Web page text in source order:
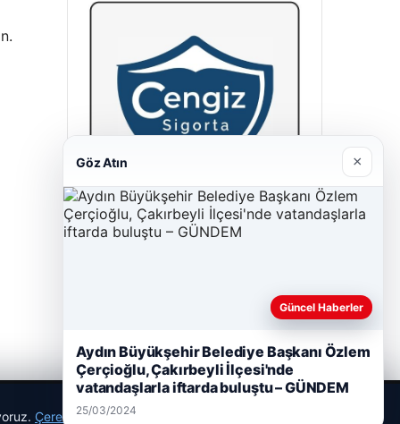
Cengiz Sigorta
Çerez Politikamız
Göz Atın ×
Güncel Haberler
Aydın Büyükşehir Belediye Başkanı Özlem
Çerçioğlu, Çakırbeyli İlçesi'nde
vatandaşlarla iftarda buluştu – GÜNDEM
25/03/2024